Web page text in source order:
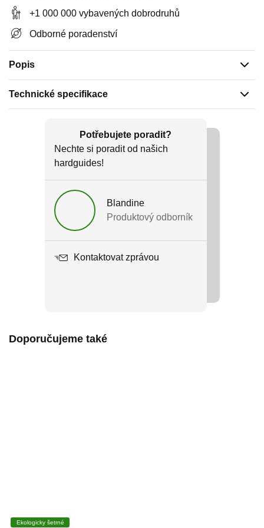
+1 000 000 vybavených dobrodruhů
Odborné poradenství
Popis
Hloubka: 17 cm
Objem: 21 L
Hmotnost: 1620 g
Technické specifikace
Běžné použití / Cykloturistika
Název produktu
Office-Bag High Visibility
Zaručený původ v Evropě
Potřebujete poradit?
Nechte si poradit od našich
hardguides!
Blandine
Produktový odborník
Kontaktovat zprávou
Doporučujeme také
Ekologicky šetrné